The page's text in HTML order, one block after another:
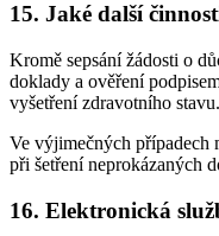
15. Jaké další
Kromě sepsání žádosti o
doklady a ověření
vyšetření zdravotního stavu.
Ve výjimečných případech
při šetření neprokázaných
16. Elektronická